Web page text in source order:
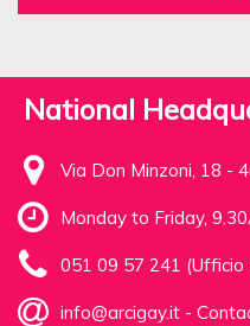
National
Via Don Minzoni, 18 -
Monday to Friday,
051 09 57 241 (Ufficio
info@arcigay.it -